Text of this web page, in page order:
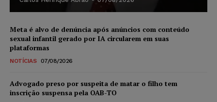
Meta é alvo de denúncia após anúncios com conteúdo
sexual infantil gerado por IA circularem em suas
plataformas
NOTÍCIAS 07/08/2026
Advogado preso por suspeita de matar o filho tem
inscrição suspensa pela OAB-TO